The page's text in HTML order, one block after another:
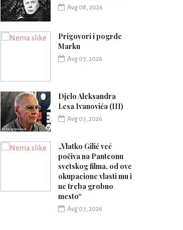
Avg 08, 2026
Prigovori i pogrde
Marku
Avg 07, 2026
Djelo Aleksandra
Lesa Ivanovića (III)
Avg 07, 2026
„Vlatko Gilić već
počiva na Panteonu
svetskog filma, od ove
okupacione vlasti mu i
ne treba grobno
mesto“
Avg 07, 2026